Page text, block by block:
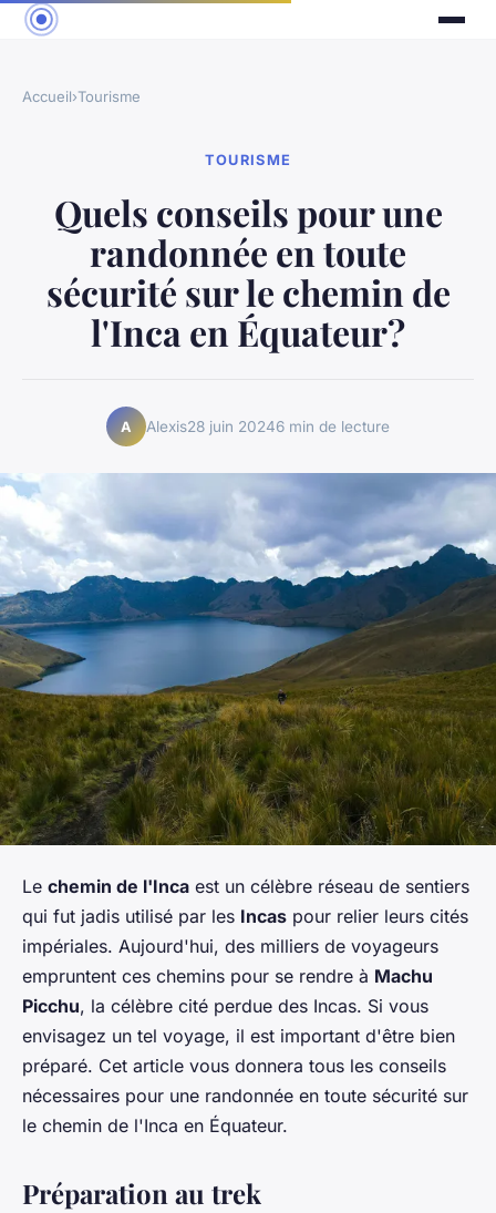
Accueil›Tourisme
TOURISME
Quels conseils pour une
randonnée en toute
sécurité sur le chemin de
l'Inca en Équateur?
A Alexis28 juin 20246 min de lecture
Le chemin de l'Inca est un célèbre réseau de sentiers
qui fut jadis utilisé par les Incas pour relier leurs cités
impériales. Aujourd'hui, des milliers de voyageurs
empruntent ces chemins pour se rendre à Machu
Picchu, la célèbre cité perdue des Incas. Si vous
envisagez un tel voyage, il est important d'être bien
préparé. Cet article vous donnera tous les conseils
nécessaires pour une randonnée en toute sécurité sur
le chemin de l'Inca en Équateur.
Préparation au trek